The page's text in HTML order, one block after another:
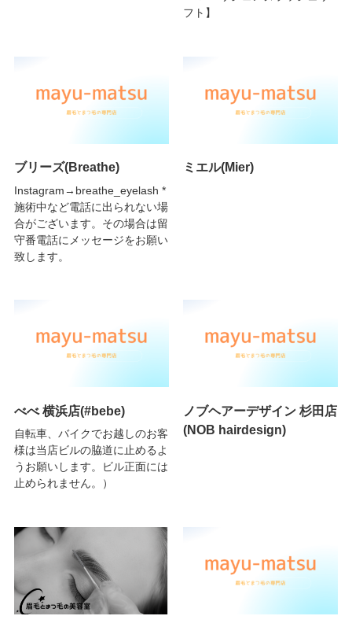
フト】
ブリーズ(Breathe)
Instagram→breathe_eyelash *
施術中など電話に出られない場
合がございます。その場合は留
守番電話にメッセージをお願い
致します。
ミエル(Mier)
べべ 横浜店(#bebe)
自転車、バイクでお越しのお客
様は当店ビルの脇道に止めるよ
うお願いします。ビル正面には
止められません。）
ノブヘアーデザイン 杉田店
(NOB hairdesign)